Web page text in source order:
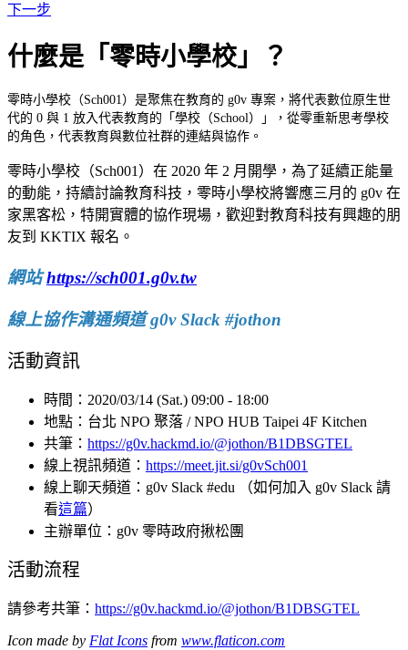
下一步
什麼是「零時小學校」？
零時小學校（Sch001）是聚焦在教育的 g0v 專案，將代表數位原生世
代的 0 與 1 放入代表教育的「學校（School）」，從零重新思考學校
的角色，代表教育與數位社群的連結與協作。
零時小學校（Sch001）在 2020 年 2 月開學，為了延續正能量
的動能，持續討論教育科技，零時小學校將響應三月的 g0v 在
家黑客松，特開實體的協作現場，歡迎對教育科技有興趣的朋
友到 KKTIX 報名。
網站https://sch001.g0v.tw
線上協作溝通頻道 g0v Slack #jothon
活動資訊
時間：2020/03/14 (Sat.) 09:00 - 18:00
地點：台北 NPO 聚落 / NPO HUB Taipei 4F Kitchen
共筆： https://g0v.hackmd.io/@jothon/B1DBSGTEL
線上視訊頻道： https://meet.jit.si/g0vSch001
線上聊天頻道：g0v Slack #edu （如何加入 g0v Slack 請
看這篇）
主辦單位：g0v 零時政府揪松團
活動流程
請參考共筆： https://g0v.hackmd.io/@jothon/B1DBSGTEL
Icon made by Flat Icons from www.flaticon.com